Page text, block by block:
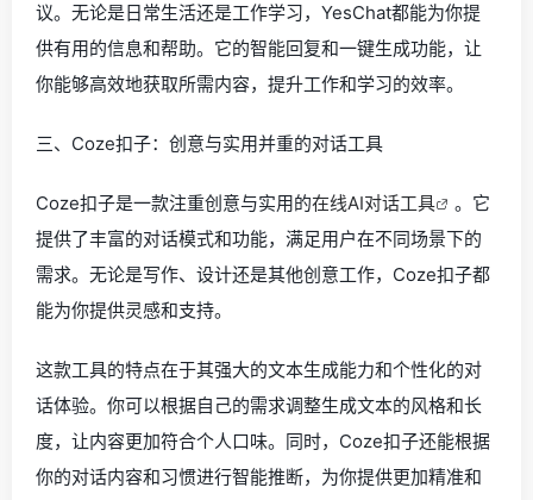
议。无论是日常生活还是工作学习，YesChat都能为你提
供有用的信息和帮助。它的智能回复和一键生成功能，让
你能够高效地获取所需内容，提升工作和学习的效率。
三、Coze扣子：创意与实用并重的对话工具
Coze扣子是一款注重创意与实用的在线AI对话工具
。它
提供了丰富的对话模式和功能，满足用户在不同场景下的
需求。无论是写作、设计还是其他创意工作，Coze扣子都
能为你提供灵感和支持。
这款工具的特点在于其强大的文本生成能力和个性化的对
话体验。你可以根据自己的需求调整生成文本的风格和长
度，让内容更加符合个人口味。同时，Coze扣子还能根据
你的对话内容和习惯进行智能推断，为你提供更加精准和